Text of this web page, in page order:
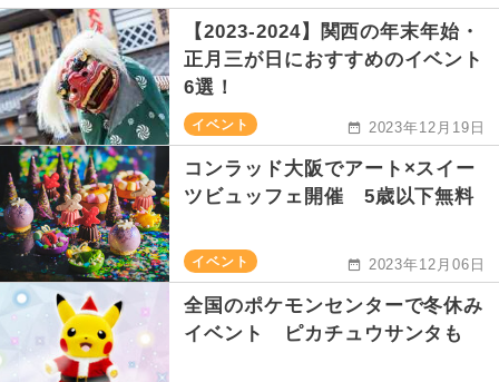
【2023-2024】関西の年末年始・
正月三が日におすすめのイベント
6選！
イベント 2023年12月19日
コンラッド大阪でアート×スイー
ツビュッフェ開催 5歳以下無料
イベント 2023年12月06日
全国のポケモンセンターで冬休み
イベント ピカチュウサンタも